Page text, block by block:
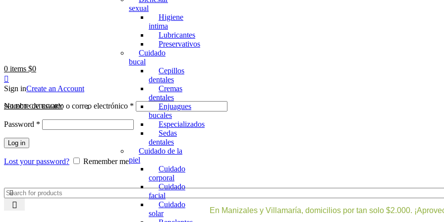
SELECT CATEGORY
sexual
Higiene
intima
Lubricantes
Preservativos
Cuidado
bucal
Cepillos
dentales
Cremas
dentales
Enjuagues
bucales
Especializados
Sedas
dentales
Cuidado de la
piel
Cuidado
corporal
Cuidado
facial
Cuidado
solar
0 items $0
Sign inCreate an Account
Nombre de usuario o correo electrónico * Obligatorio
Password *
Log in
Lost your password? Remember me
Alimentos y bebidas
En Manizales y Villamaría, domicilios por tan solo $2.000.